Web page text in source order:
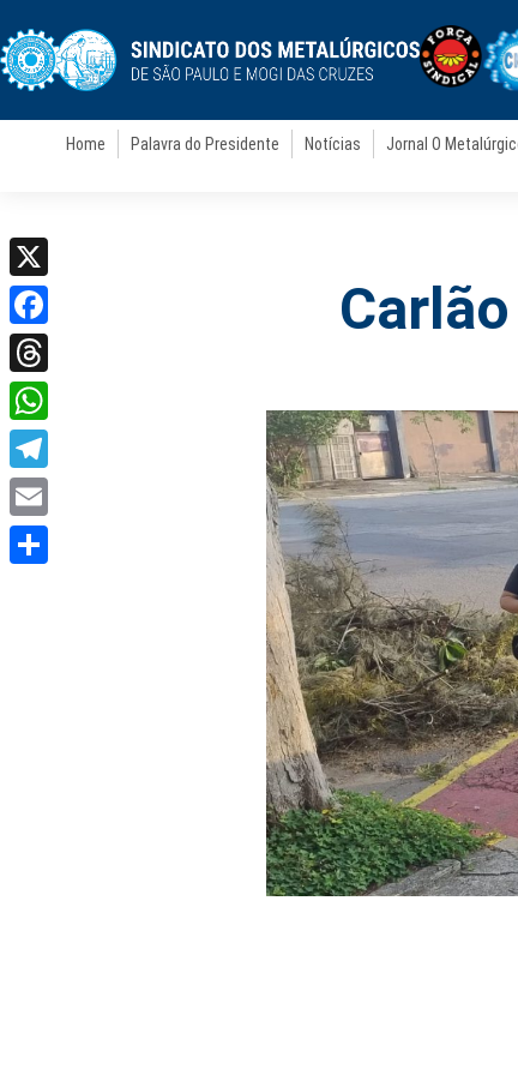
Home Palavra do Presidente Notícias Jornal O
X
Facebook
Threads
WhatsApp
Telegram
Email